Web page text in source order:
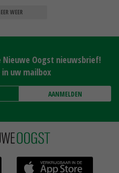
WEER
Nieuwe Oogst nieuwsbrief!
uw mailbox
AANMELDEN